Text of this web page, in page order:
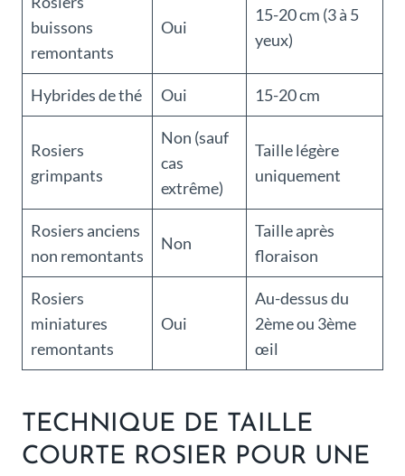
buissons
remontants
Oui
15-20 cm (3 à 5
yeux)
Hybrides de thé Oui 15-20 cm
Rosiers
grimpants
Non (sauf
cas
extrême)
Taille légère
uniquement
Rosiers anciens
non remontants
Non
Taille après
floraison
Rosiers
miniatures
remontants
Oui
Au-dessus du
2ème ou 3ème
œil
TECHNIQUE DE TAILLE
COURTE ROSIER POUR UNE